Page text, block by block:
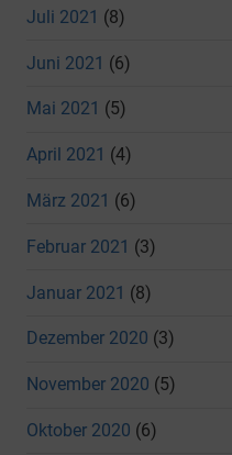
Juli 2021 (8)
Juni 2021 (6)
Mai 2021 (5)
April 2021 (4)
März 2021 (6)
Februar 2021 (3)
Januar 2021 (8)
Dezember 2020 (3)
November 2020 (5)
Oktober 2020 (6)